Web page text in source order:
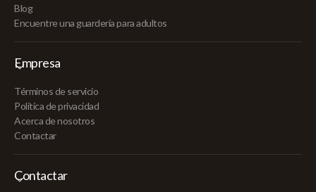
Blog
Encuentre una guardería para adultos
Empresa
Términos de servicio
Política de privacidad
Acerca de nosotros
Contactar
Contactar